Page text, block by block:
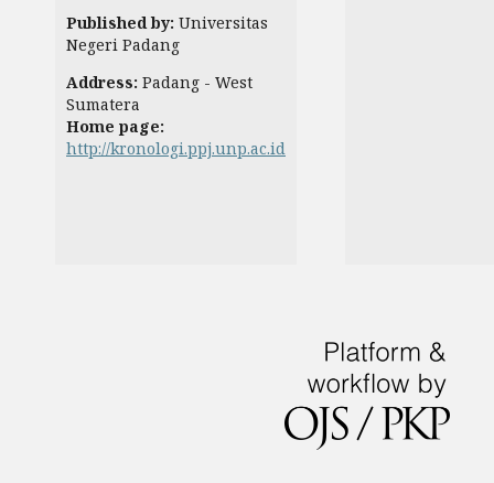
Published by: Universitas
Negeri Padang
Address: Padang - West
Sumatera
Home page:
http://kronologi.ppj.unp.ac.id